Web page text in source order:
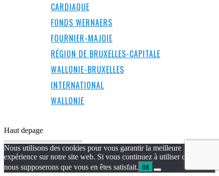
CARDIAQUE
FONDS WERNAERS
FOURNIER-MAJOIE
RÉGION DE BRUXELLES-CAPITALE
WALLONIE-BRUXELLES
INTERNATIONAL
WALLONIE
Haut depage
Nous utilisons des cookies pour vous garantir la meilleure
expérience sur notre site web. Si vous continuez à utiliser ce site,
nous supposerons que vous en êtes satisfait. OK